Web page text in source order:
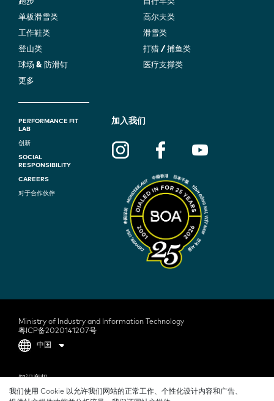
单板滑雪类
高尔夫类
工作鞋类
滑雪类
登山类
打猎 / 捕鱼类
球场 & 防滑钉
医疗支撑类
更多
F
O
O
T
G
A
I
PERFORMANCE FIT
LAB
创新
SOCIAL
RESPONSIBILITY
CAREERS
对于合作伙伴
加入我们
F
知识产权
隐私政策
中国
Ministry of Industry and Information Technology
粤ICP备2020141207号
我们使用 Cookie 以允许我们网站的正常工作、个性化设计内容和广告、